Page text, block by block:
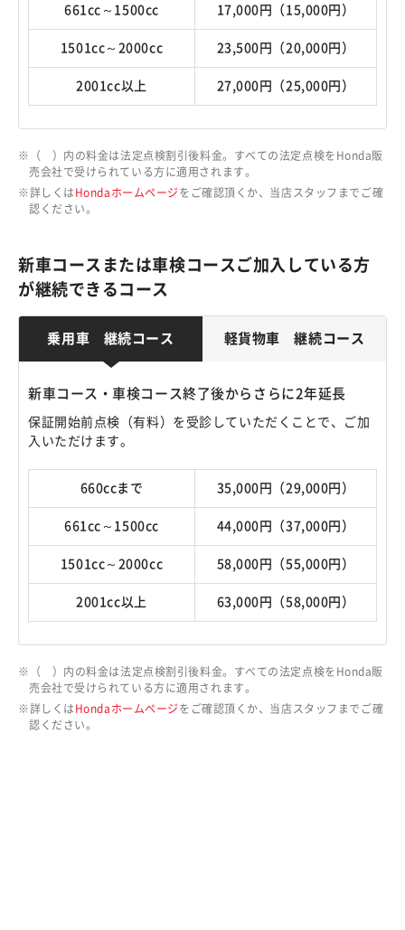
661cc～1500cc 17,000円（15,000円）
1501cc～2000cc 23,500円（20,000円）
2001cc以上 27,000円（25,000円）
（ ）内の料金は法定点検割引後料金。すべての法定点検をHonda販
売会社で受けられている方に適用されます。
詳しくは Hondaホームページをご確認頂くか、当店スタッフまでご確
認ください。
新車コースまたは車検コースご加入している方
が継続できるコース
乗用車 継続コース 軽貨物車 継続コース
新車コース・車検コース終了後からさらに2年延長
保証開始前点検（有料）を受診していただくことで、ご加
入いただけます。
660ccまで 35,000円（29,000円）
661cc～1500cc 44,000円（37,000円）
1501cc～2000cc 58,000円（55,000円）
2001cc以上 63,000円（58,000円）
（ ）内の料金は法定点検割引後料金。すべての法定点検をHonda販
売会社で受けられている方に適用されます。
詳しくは Hondaホームページをご確認頂くか、当店スタッフまでご確
認ください。